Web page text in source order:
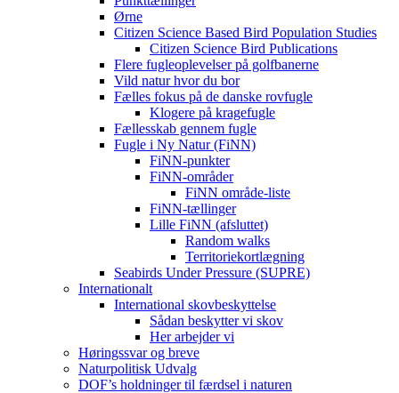
Ørne
Citizen Science Based Bird Population Studies
Citizen Science Bird Publications
Flere fugleoplevelser på golfbanerne
Vild natur hvor du bor
Fælles fokus på de danske rovfugle
Klogere på kragefugle
Fællesskab gennem fugle
Fugle i Ny Natur (FiNN)
FiNN-punkter
FiNN-områder
FiNN område-liste
FiNN-tællinger
Lille FiNN (afsluttet)
Random walks
Territoriekortlægning
Seabirds Under Pressure (SUPRE)
Internationalt
International skovbeskyttelse
Sådan beskytter vi skov
Her arbejder vi
Høringssvar og breve
Naturpolitisk Udvalg
DOF’s holdninger til færdsel i naturen